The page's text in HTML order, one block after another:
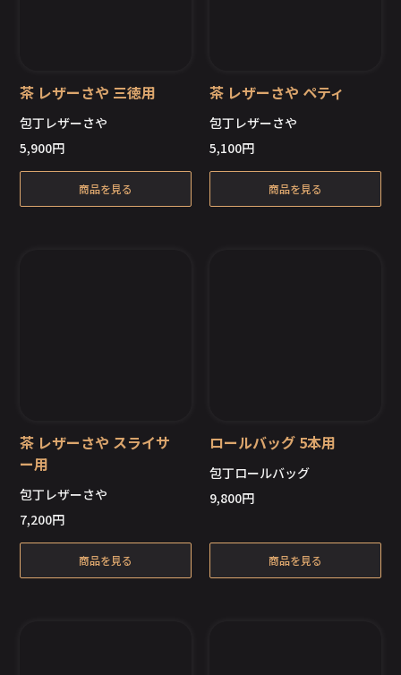
茶 レザーさや 三徳用
包丁レザーさや
5,900円
商品を見る
茶 レザーさや ペティ
包丁レザーさや
5,100円
商品を見る
在庫切れ
茶 レザーさや スライサ
ー用
包丁レザーさや
7,200円
商品を見る
ロールバッグ 5本用
包丁ロールバッグ
9,800円
商品を見る